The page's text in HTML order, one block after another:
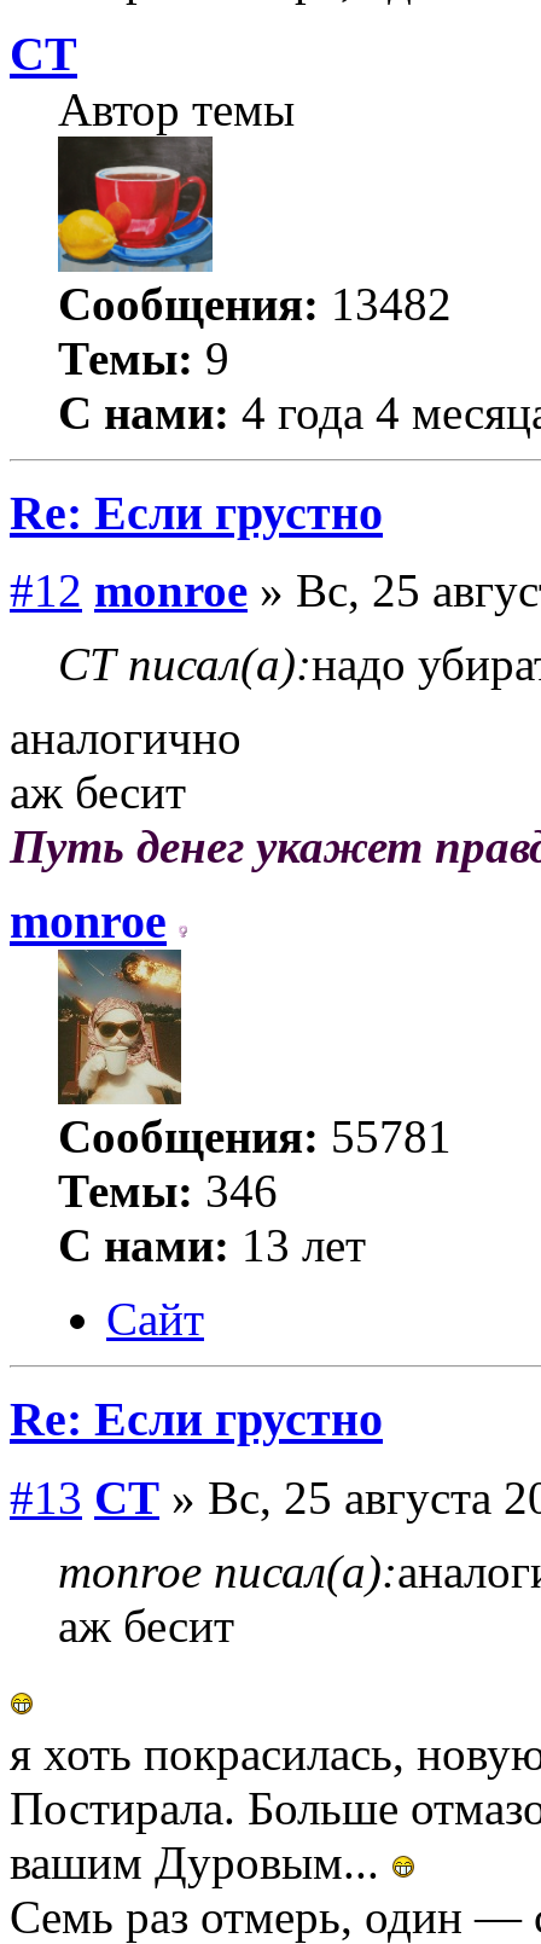
СТ
Автор темы
Сообщения: 13482
Темы: 9
С нами: 4 года 4
Re: Если грустно
#12 monroe » Вс, 25
СТ писал(а):надо
аналогично
аж бесит
Путь денег укажет
monroe
Сообщения: 55781
Темы: 346
С нами: 13 лет
Сайт
Re: Если грустно
#13 СТ » Вс, 25 августа
monroe писал(а):
аж бесит
я хоть покрасилась,
Постирала. Больше
вашим Дуровым...
Семь раз отмерь, один —